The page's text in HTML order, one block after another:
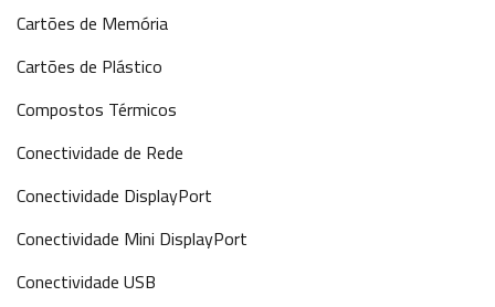
Cartões de Memória
Cartões de Plástico
Compostos Térmicos
Conectividade de Rede
Conectividade DisplayPort
Conectividade Mini DisplayPort
Conectividade USB